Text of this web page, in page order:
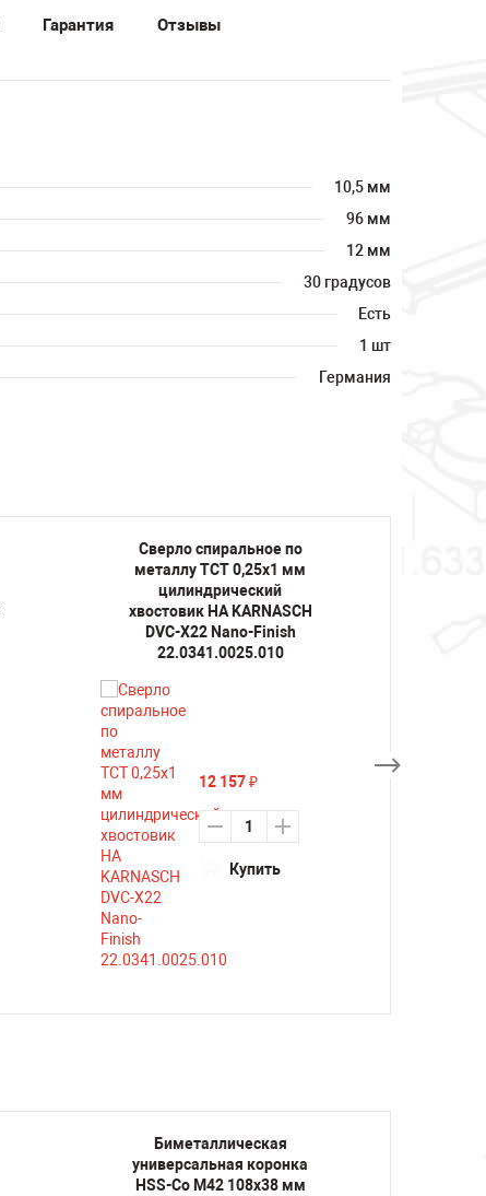
Гарантия Отзывы
10,5 мм
96 мм
12 мм
30 градусов
Есть
1 шт
Германия
Сверло спиральное по
металлу TCT 0,25х1 мм
цилиндрический
хвостовик HA KARNASCH
DVC-X22 Nano-Finish
22.0341.0025.010
12 157 ₽
Купить
Биметаллическая
универсальная коронка
HSS-Co M42 108х38 мм